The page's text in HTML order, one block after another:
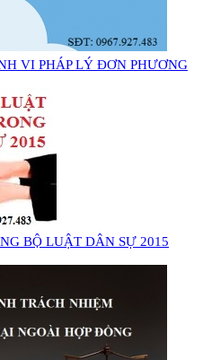
VI PHÁP LÝ ĐƠN PHƯƠNG
BỘ LUẬT DÂN SỰ 2015